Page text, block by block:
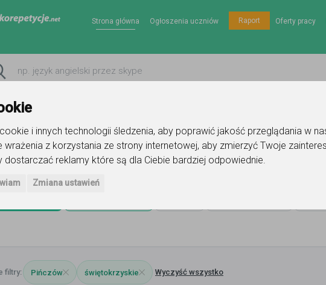
i innych technologii śledzenia, aby poprawić jakość przeglądania w
wrażenia z korzystania ze strony internetowej, aby zmierzyć Twoje
dostarczać reklamy które są dla Ciebie bardziej odpowiednie.
Zmiana ustawień
Strona główna Ogłoszenia uczniów Raport Oferty pracy
świętokrzyskie Pińczów matematyka
Pińczów świętokrzyskie Wyczyść wszystko